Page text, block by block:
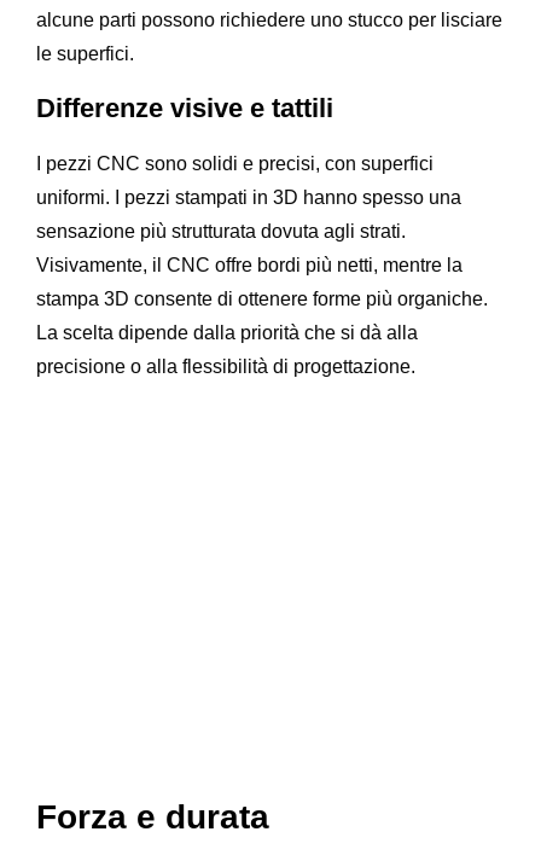
alcune parti possono richiedere uno stucco per lisciare
le superfici.
Differenze visive e tattili
I pezzi CNC sono solidi e precisi, con superfici
uniformi. I pezzi stampati in 3D hanno spesso una
sensazione più strutturata dovuta agli strati.
Visivamente, il CNC offre bordi più netti, mentre la
stampa 3D consente di ottenere forme più organiche.
La scelta dipende dalla priorità che si dà alla
precisione o alla flessibilità di progettazione.
Forza e durata